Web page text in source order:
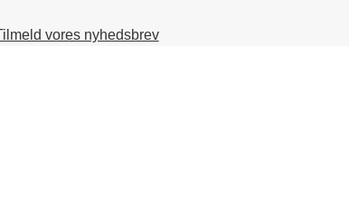
vores nyhedsbrev